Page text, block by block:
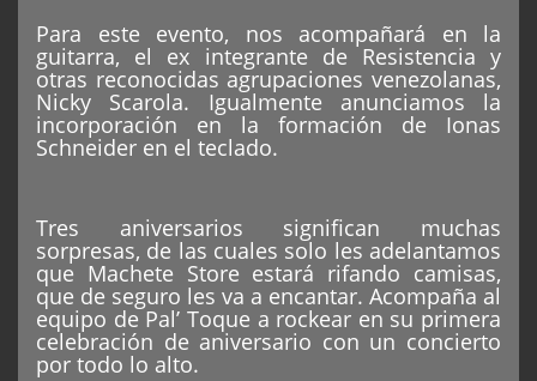
Para este evento, nos acompañará en la
guitarra, el ex integrante de Resistencia y
otras reconocidas agrupaciones venezolanas,
Nicky Scarola. Igualmente anunciamos la
incorporación en la formación de Ionas
Schneider en el teclado.
Tres aniversarios significan muchas
sorpresas, de las cuales solo les adelantamos
que Machete Store estará rifando camisas,
que de seguro les va a encantar. Acompaña al
equipo de Pal’ Toque a rockear en su primera
celebración de aniversario con un concierto
por todo lo alto.